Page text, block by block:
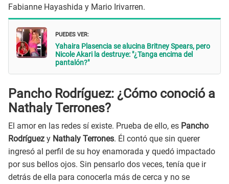
Fabianne Hayashida y Mario Irivarren.
PUEDES VER:
Yahaira Plasencia se alucina Britney Spears, pero
Nicole Akari la destruye: "¿Tanga encima del
pantalón?"
Pancho Rodríguez: ¿Cómo conoció a
Nathaly Terrones?
El amor en las redes sí existe. Prueba de ello, es Pancho
Rodríguez y Nathaly Terrones. Él contó que sin querer
ingresó al perfil de su hoy enamorada y quedó impactado
por sus bellos ojos. Sin pensarlo dos veces, tenía que ir
detrás de ella para conocerla más de cerca y no se